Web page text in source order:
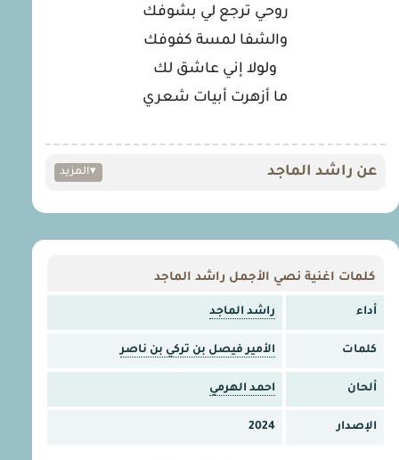
روحي ترجع لي بشوفك
والشفا لمسة كفوفك
ولولا إني عاشق لك
ما أزهرت أبيات شعري
عن راشد الماجد ▾المزيد
كلمات اغنية نصي الأجمل راشد الماجد
أداء راشد الماجد
كلمات الأمير فيصل بن تركي بن ناصر
ألحان احمد الهرمي
الإصدار 2024